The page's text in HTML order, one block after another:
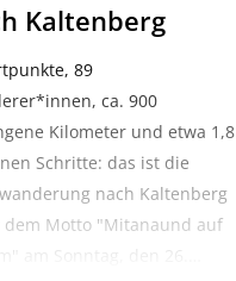
Kaltenberg
89
ca. 900
Kilometer und etwa 1,8
Schritte: das ist die
nach Kaltenberg
dem Motto "Mitanaund auf
am Sonntag, den 26.…